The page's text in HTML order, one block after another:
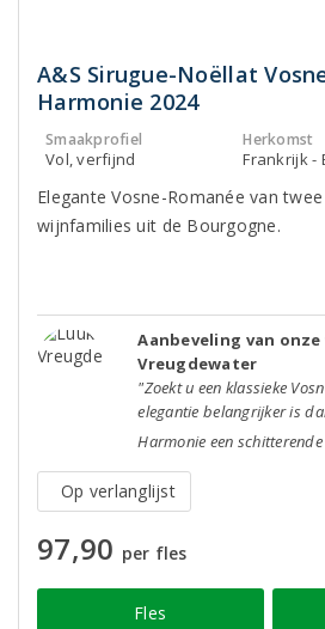
A&S Sirugue-Noëllat
Harmonie 2024
Smaakprofiel
Vol, verfijnd
Herkomst
Frankrijk -
Elegante Vosne-Romanée van
wijnfamilies uit de Bourgogne.
Aanbeveling van
Vreugdewater
"Zoekt u een klassieke
elegantie belangrijker is
Harmonie een schitterende
Op verlanglijst
97,90 per fles
Fles